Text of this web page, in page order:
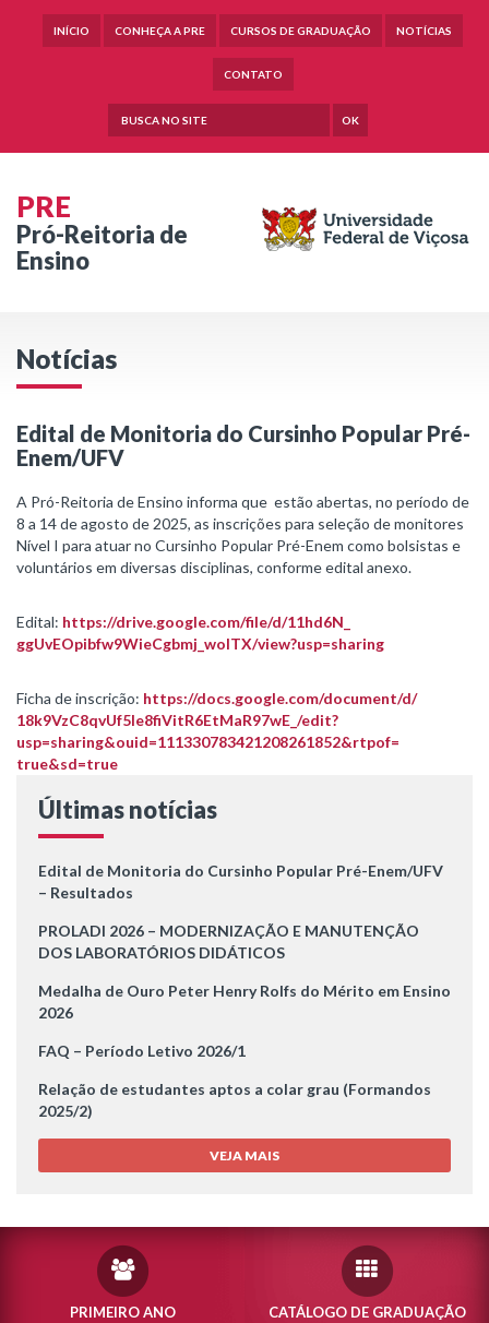
INÍCIO CONHEÇA A PRE CURSOS DE GRADUAÇÃO NOTÍCIAS
CONTATO
OK
PRE
Pró-Reitoria de
Ensino
Notícias
Edital de Monitoria do Cursinho Popular Pré-
Enem/UFV
A Pró-Reitoria de Ensino informa que estão abertas, no período de
8 a 14 de agosto de 2025, as inscrições para seleção de monitores
Nível I para atuar no Cursinho Popular Pré-Enem como bolsistas e
voluntários em diversas disciplinas, conforme edital anexo.
Edital: https://drive.google.com/file/d/11hd6N_
ggUvEOpibfw9WieCgbmj_wolTX/view?usp=sharing
Ficha de inscrição: https://docs.google.com/document/d/
18k9VzC8qvUf5Ie8fiVitR6EtMaR97wE_/edit?
usp=sharing&ouid=111330783421208261852&rtpof=
true&sd=true
Últimas notícias
Edital de Monitoria do Cursinho Popular Pré-Enem/UFV
– Resultados
PROLADI 2026 – MODERNIZAÇÃO E MANUTENÇÃO
DOS LABORATÓRIOS DIDÁTICOS
Medalha de Ouro Peter Henry Rolfs do Mérito em Ensino
2026
FAQ – Período Letivo 2026/1
Relação de estudantes aptos a colar grau (Formandos
2025/2)
VEJA MAIS
PRIMEIRO ANO CATÁLOGO DE GRADUAÇÃO